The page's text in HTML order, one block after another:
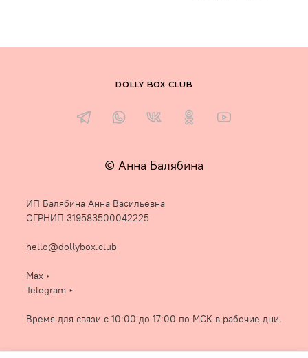
© Анна Балябина
DOLLY BOX CLUB
ИП Балябина Анна Васильевна
ОГРНИП 319583500042225
hello@dollybox.club
Max ‣
Telegram ‣
Время для связи с 10:00 до 17:00 по МСК в рабочие дни.